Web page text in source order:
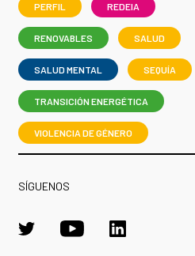
PERFIL REDEIA
RENOVABLES SALUD
SALUD MENTAL SEQUÍA
TRANSICIÓN ENERGÉTICA
VIOLENCIA DE GÉNERO
SÍGUENOS